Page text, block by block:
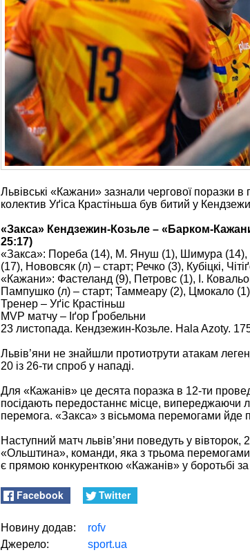
Львівські «Кажани» зазнали чергової поразки в
колектив Уґіса Крастіньша був битий у
«Закса» Кендзежин-Козьле – «Барком-
25:17)
«Закса»: Пореба (14), М. Януш (1), Шимура (14),
(17), Нововсяк (л) – старт; Речко (3), Кубіцкі,
«Кажани»: Фастеланд (9), Петровс (1), І.
Пампушко (л) – старт; Таммеару (2), Цмокало
Тренер – Уґіс Крастіньш
MVP матчу – Іґор Ґробельни
23 листопада. Кендзежин-Козьле. Hala Azoty.
Львів’яни не знайшли протиотрути атакам
20 із 26-ти спроб у нападі.
Для «Кажанів» це десята поразка в 12-ти
посідають передостаннє місце, випереджаючи
перемога. «Закса» з вісьмома перемогами йде
Наступний матч львів’яни поведуть у
«Ольштина», команди, яка з трьома перемогами
є прямою конкуренткою «Кажанів» у боротьбі
Facebook Twitter
Новину додав:
rofv
Джерело:
sport.ua